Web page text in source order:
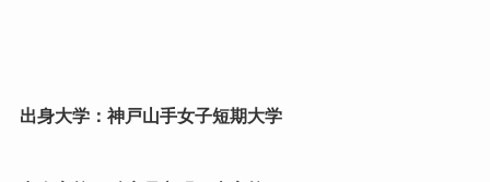
出身大学：神戸山手女子短期大学